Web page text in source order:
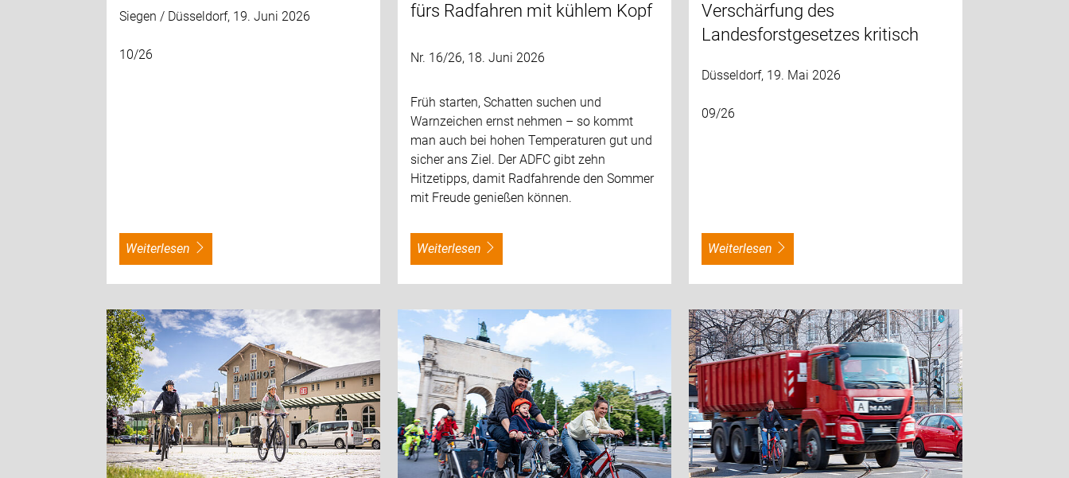
Siegen / Düsseldorf, 19. Juni 2026
10/26
weiterlesen
fürs Radfahren mit kühlem Kopf
Nr. 16/26, 18. Juni 2026
Früh starten, Schatten suchen und
Warnzeichen ernst nehmen – so kommt
man auch bei hohen Temperaturen gut und
sicher ans Ziel. Der ADFC gibt zehn
Hitzetipps, damit Radfahrende den Sommer
mit Freude genießen können.
weiterlesen
Verschärfung des
Landesforstgesetzes kritisch
Düsseldorf, 19. Mai 2026
09/26
weiterlesen